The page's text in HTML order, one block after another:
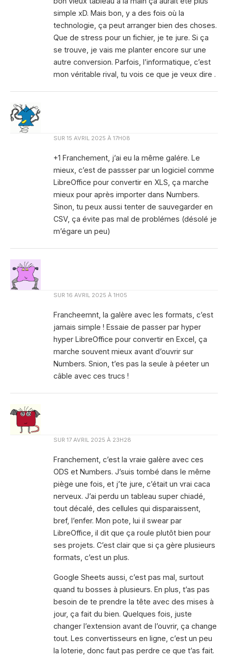
simple xD. Mais bon, y a des fois où la
technologie, ça peut arranger bien des choses.
Que de stress pour un fichier, je te jure. Si ça
se trouve, je vais me planter encore sur une
autre conversion. Parfois, l’informatique, c’est
mon véritable rival, tu vois ce que je veux dire .
SUR 15 AVRIL 2025 À 17H08
+1 Franchement, j’ai eu la même galére. Le
mieux, c’est de passser par un logiciel comme
LibreOffice pour convertir en XLS, ça marche
mieux pour après importer dans Numbers.
Sinon, tu peux aussi tenter de sauvegarder en
CSV, ça évite pas mal de problémes (désolé je
m’égare un peu)
SUR 16 AVRIL 2025 À 1H05
Francheemnt, la galère avec les formats, c’est
jamais simple ! Essaie de passer par hyper
hyper LibreOffice pour convertir en Excel, ça
marche souvent mieux avant d’ouvrir sur
Numbers. Snion, t’es pas la seule à péeter un
câble avec ces trucs !
SUR 17 AVRIL 2025 À 23H28
Franchement, c’est la vraie galère avec ces
ODS et Numbers. J’suis tombé dans le même
piège une fois, et j’te jure, c’était un vrai caca
nerveux. J’ai perdu un tableau super chiadé,
tout décalé, des cellules qui disparaissent,
bref, l’enfer. Mon pote, lui il swear par
LibreOffice, il dit que ça roule plutôt bien pour
ses projets. C’est clair que si ça gère plusieurs
formats, c’est un plus.
Google Sheets aussi, c’est pas mal, surtout
quand tu bosses à plusieurs. En plus, t’as pas
besoin de te prendre la tête avec des mises à
jour, ça fait du bien. Quelques fois, juste
changer l’extension avant de l’ouvrir, ça change
tout. Les convertisseurs en ligne, c’est un peu
la loterie, donc faut pas perdre ce que t’as fait.